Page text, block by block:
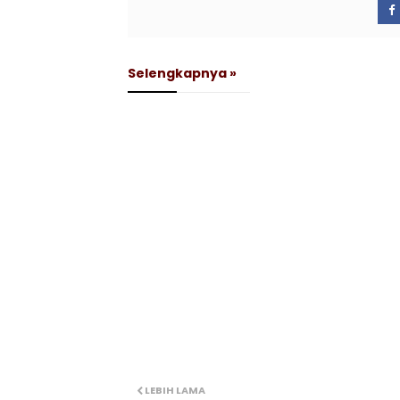
Selengkapnya »
LEBIH LAMA